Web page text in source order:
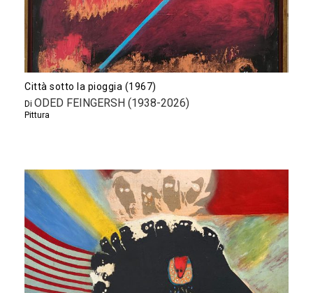
Città sotto la pioggia (1967)
Di ODED FEINGERSH (1938-2026)
Pittura